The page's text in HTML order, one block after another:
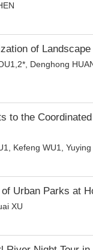
of
Denghong
to the
Kefeng WU1, Yuying
Urban Parks at
XU